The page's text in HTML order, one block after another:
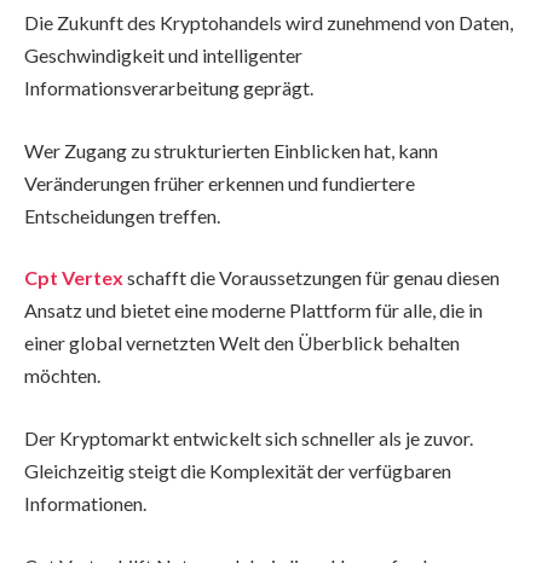
Die Zukunft des Kryptohandels wird zunehmend von Daten,
Geschwindigkeit und intelligenter
Informationsverarbeitung geprägt.
Wer Zugang zu strukturierten Einblicken hat, kann
Veränderungen früher erkennen und fundiertere
Entscheidungen treffen.
Cpt Vertex schafft die Voraussetzungen für genau diesen
Ansatz und bietet eine moderne Plattform für alle, die in
einer global vernetzten Welt den Überblick behalten
möchten.
Der Kryptomarkt entwickelt sich schneller als je zuvor.
Gleichzeitig steigt die Komplexität der verfügbaren
Informationen.